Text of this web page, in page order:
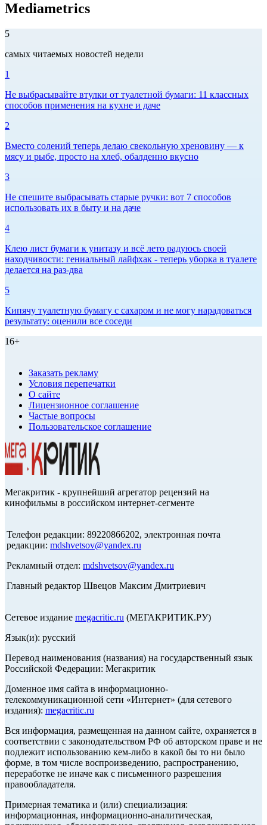
Mediametrics
5
самых читаемых новостей недели
1
Не выбрасывайте втулки от туалетной бумаги: 11 классных
способов применения на кухне и даче
2
Вместо солений теперь делаю свекольную хреновину — к
мясу и рыбе, просто на хлеб, обалденно вкусно
3
Не спешите выбрасывать старые ручки: вот 7 способов
использовать их в быту и на даче
4
Клею лист бумаги к унитазу и всё лето радуюсь своей
находчивости: гениальный лайфхак - теперь уборка в туалете
делается на раз-два
5
Кипячу туалетную бумагу с сахаром и не могу нарадоваться
результату: оценили все соседи
16+
Заказать рекламу
Условия перепечатки
О сайте
Лицензионное соглашение
Частые вопросы
Пользовательское соглашение
Мегакритик - крупнейший агрегатор рецензий на
кинофильмы в российском интернет-сегменте
Телефон редакции: 89220866202, электронная почта
редакции: mdshvetsov@yandex.ru
Рекламный отдел: mdshvetsov@yandex.ru
Главный редактор Швецов Максим Дмитриевич
Сетевое издание megacritic.ru (МЕГАКРИТИК.РУ)
Язык(и): русский
Перевод наименования (названия) на государственный язык
Российской Федерации: Мегакритик
Доменное имя сайта в информационно-
телекоммуникационной сети «Интернет» (для сетевого
издания): megacritic.ru
Вся информация, размещенная на данном сайте, охраняется в
соответствии с законодательством РФ об авторском праве и не
подлежит использованию кем-либо в какой бы то ни было
форме, в том числе воспроизведению, распространению,
переработке не иначе как с письменного разрешения
правообладателя.
Примерная тематика и (или) специализация:
информационная, информационно-аналитическая,